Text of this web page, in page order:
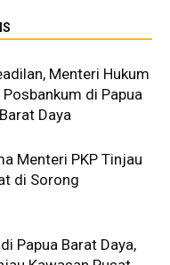
Menteri Hukum
di Papua
Daya
Menteri PKP Tinjau
di Sorong
Papua Barat Daya,